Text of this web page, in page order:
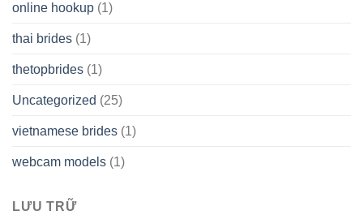
online hookup (1)
thai brides (1)
thetopbrides (1)
Uncategorized (25)
vietnamese brides (1)
webcam models (1)
LƯU TRỮ